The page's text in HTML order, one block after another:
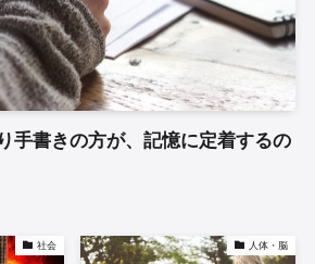
手書きの方が、記憶に定着するの
社会 人体・脳